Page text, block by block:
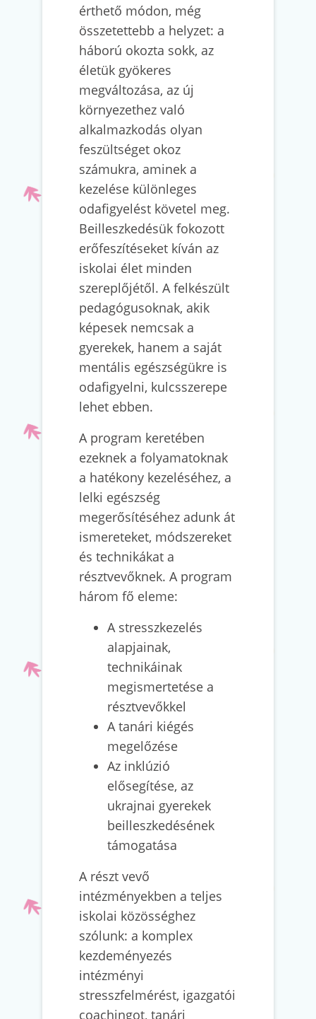
érthető módon, még
összetettebb a helyzet: a
háború okozta sokk, az
életük gyökeres
megváltozása, az új
környezethez való
alkalmazkodás olyan
feszültséget okoz
számukra, aminek a
kezelése különleges
odafigyelést követel meg.
Beilleszkedésük fokozott
erőfeszítéseket kíván az
iskolai élet minden
szereplőjétől. A felkészült
pedagógusoknak, akik
képesek nemcsak a
gyerekek, hanem a saját
mentális egészségükre is
odafigyelni, kulcsszerepe
lehet ebben.
A program keretében
ezeknek a folyamatoknak
a hatékony kezeléséhez, a
lelki egészség
megerősítéséhez adunk át
ismereteket, módszereket
és technikákat a
résztvevőknek. A program
három fő eleme:
A stresszkezelés
alapjainak,
technikáinak
megismertetése a
résztvevőkkel
A tanári kiégés
megelőzése
Az inklúzió
elősegítése, az
ukrajnai gyerekek
beilleszkedésének
támogatása
A részt vevő
intézményekben a teljes
iskolai közösséghez
szólunk: a komplex
kezdeményezés
intézményi
stresszfelmérést, igazgatói
coachingot, tanári